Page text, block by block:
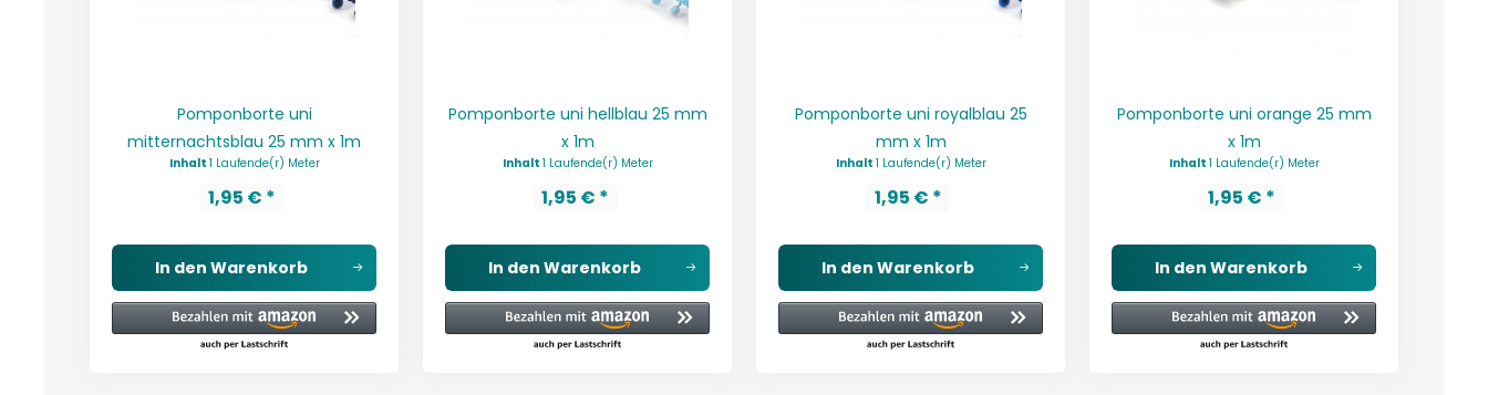
Pomponborte uni
mitternachtsblau 25 mm x 1m
Inhalt 1 Laufende(r) Meter
1,95 € *
In den Warenkorb
Pomponborte uni hellblau 25 mm
x 1m
Inhalt 1 Laufende(r) Meter
1,95 € *
In den Warenkorb
Pomponborte uni royalblau 25
mm x 1m
Inhalt 1 Laufende(r) Meter
1,95 € *
In den Warenkorb
Pomponborte uni orange 25 mm
x 1m
Inhalt 1 Laufende(r) Meter
1,95 € *
In den Warenkorb